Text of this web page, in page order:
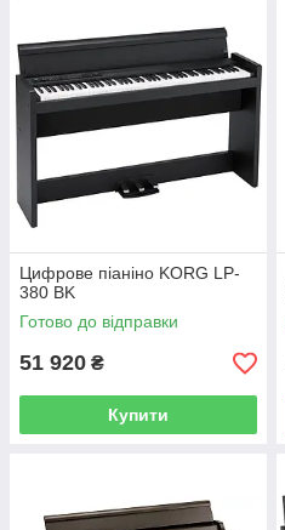
Цифрове піаніно KORG LP-
380 BK
Готово до відправки
51 920 ₴
Купити